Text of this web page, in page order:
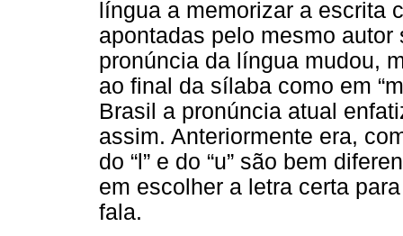
língua a memorizar a escrita
apontadas pelo mesmo
pronúncia da língua mudou,
ao final da sílaba como em
Brasil a pronúncia atual
assim. Anteriormente era,
do “l” e do “u” são bem
em escolher a letra certa
fala.